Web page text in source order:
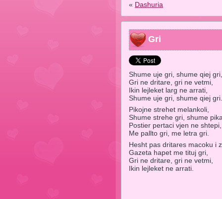
« Dashuria
Gri
Shume uje gri, shume qiej gri,
Gri ne dritare, gri ne vetmi,
Ikin lejleket larg ne arrati,
Shume uje gri, shume qiej gri.
Pikojne strehet melankoli,
Shume strehe gri, shume
Postier pertaci vjen ne shtepi,
Me pallto gri, me letra gri.
Hesht pas dritares macoku i
Gazeta hapet me tituj gri,
Gri ne dritare, gri ne vetmi,
Ikin lejleket ne arrati.